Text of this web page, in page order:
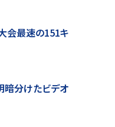
会最速の151キ
暗分けたビデオ